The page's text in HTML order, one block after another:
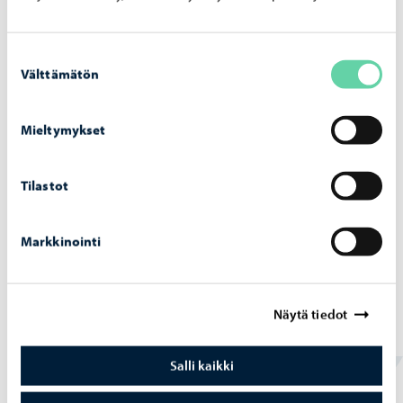
valinta
Välttämätön
Mieltymykset
Tilastot
Markkinointi
Näytä tiedot
Salli kaikki
Opetus ja koulutus
Op­pi­las­ko­nei­den verk­ko­tur­val­li­suut­ta vah­